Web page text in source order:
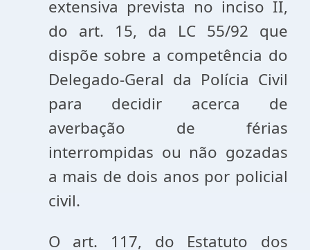
extensiva prevista no inciso II,
do art. 15, da LC 55/92 que
dispõe sobre a competência do
Delegado-Geral da Polícia Civil
para decidir acerca de
averbação de férias
interrompidas ou não gozadas
a mais de dois anos por policial
civil.
O art. 117, do Estatuto dos